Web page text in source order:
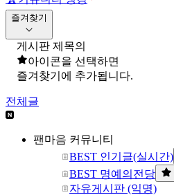
즐겨찾기
게시판 제목의
아이콘을 선택하면
즐겨찾기에 추가됩니다.
전체글
팬마음 커뮤니티
BEST 인기글(실시간)
BEST 명예의전당
자유게시판 (익명)